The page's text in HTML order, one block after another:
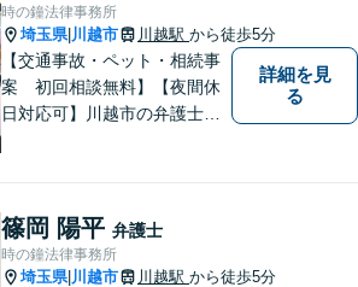
わります。
時の鐘法律事務所
埼玉県| 川越市 川越駅 から徒歩5分
【交通事故・ペット・相続事
案 初回相談無料】【夜間休
日対応可】川越市の弁護士で
詳細を見
る
篠岡 陽平 弁護士
時の鐘法律事務所
埼玉県| 川越市 川越駅 から徒歩5分